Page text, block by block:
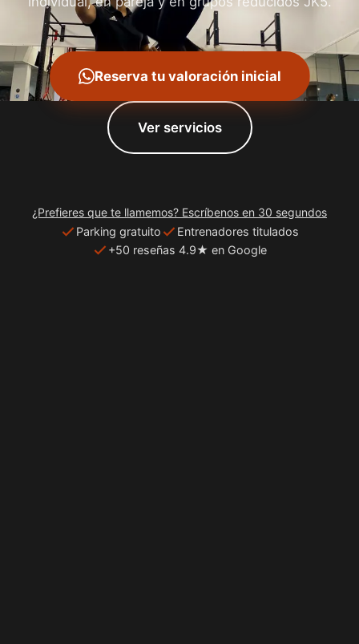
Reserva tu valoración inicial
Ver servicios
¿Prefieres que te llamemos? Escríbenos en 30 segundos
Parking gratuito
Entrenadores titulados
+50 reseñas 4.9★ en Google